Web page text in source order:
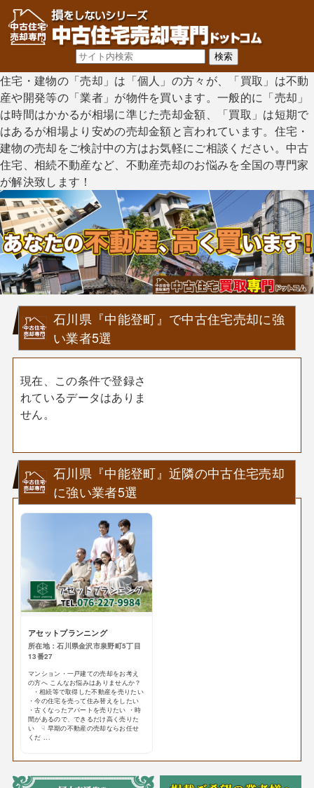
住宅・建物の「売却」は「個人」の方々が、「買取」は不動
産や開発等の「業者」が物件を買います。一般的に「売却」
は時間はかかるが相場に準じた売却金額、「買取」は短期で
はあるが相場より安めの売却金額と言われています。住宅・
建物の売却をご検討中の方はお気軽にご相談ください。中古
住宅、相続不動産など、不動産売却のお悩みを全国の専門家
が解決致します！
石川県『中能登町』で中古住宅売却に強
い業者5選
現在、この条件で登録さ
れているデータはありま
せん。
石川県『中能登町』近隣の中古住宅売却
に強い業者5選
アセットプランニング
所在地：石川県金沢市泉野町5丁目
13番27
マンション・一戸建ての売却をお考え
の方へ こんなお悩みはありませんか？
・相続等で取得した不動産を売りたい
・今の住宅を売って住み替えをしたい
・古くなったアパートを売りたい ・時
間があるので、できるだけ高く売りた
い ☟ 早期の不動産の売却ならお任せ
くだ ...